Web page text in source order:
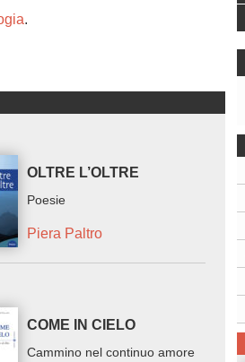
.
OLTRE L’OLTRE
Poesie
Piera Paltro
COME IN CIELO
Cammino nel continuo amore